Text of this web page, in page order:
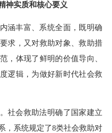
神实质和核心要义
涵丰富、系统全面，既明确
求，又对救助对象、救助措
，体现了鲜明的价值导向、
逻辑，为做好新时代社会救
社会救助法明确了国家建立
，系统规定了8类社会救助对